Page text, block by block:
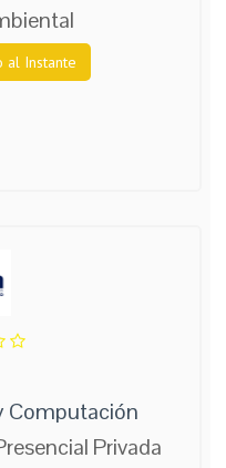
al Instante
Computación
Privada